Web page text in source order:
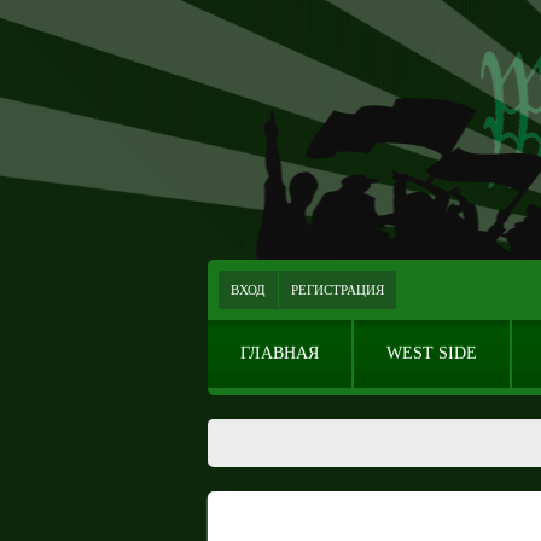
ВХОД РЕГИСТРАЦИЯ
ГЛАВНАЯ WEST SIDE